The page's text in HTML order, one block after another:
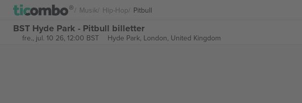
Musik Hip-Hop Pitbull
BST Hyde Park - Pitbull billetter
fre., jul. 10 26, 12:00 BST Hyde Park, London, United Kingdom